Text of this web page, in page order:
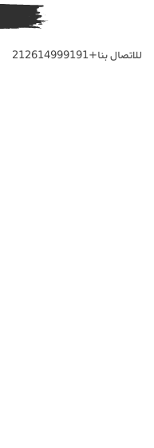
للاتصال بنا+212614999191